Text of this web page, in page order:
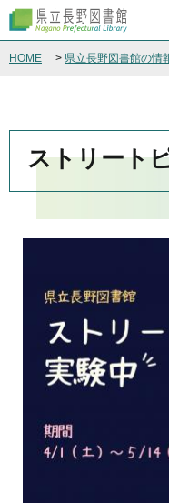
県立長野図書館
HOME > 県立長野図書館の情
ストリート